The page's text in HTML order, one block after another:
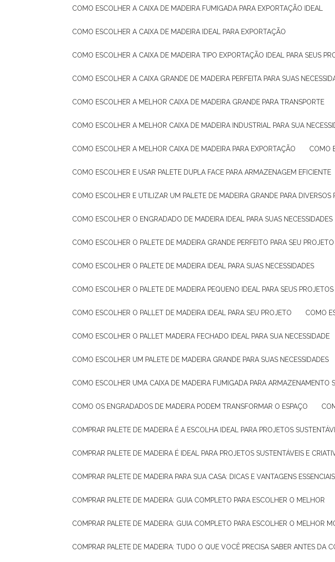
COMO ESCOLHER A CAIXA DE MADEIRA FUMIGADA PARA EXPORTAÇÃO IDEAL
COMO ESCOLHER A CAIXA DE MADEIRA IDEAL PARA EXPORTAÇÃO
COMO ESCOLHER A CAIXA DE MADEIRA TIPO EXPORTAÇÃO IDEAL PARA SEUS
COMO ESCOLHER A CAIXA GRANDE DE MADEIRA PERFEITA PARA SUAS
COMO ESCOLHER A MELHOR CAIXA DE MADEIRA GRANDE PARA TRANSPORTE
COMO ESCOLHER A MELHOR CAIXA DE MADEIRA INDUSTRIAL PARA SUA
COMO ESCOLHER A MELHOR CAIXA DE MADEIRA PARA EXPORTAÇÃO
COMO ESCOLHER E USAR PALETE DUPLA FACE PARA ARMAZENAGEM EFICIENTE
COMO ESCOLHER E UTILIZAR UM PALETE DE MADEIRA GRANDE PARA DIVERSOS
COMO ESCOLHER O ENGRADADO DE MADEIRA IDEAL PARA SUAS NECESSIDADES
COMO ESCOLHER O PALETE DE MADEIRA GRANDE PERFEITO PARA SEU PROJETO
COMO ESCOLHER O PALETE DE MADEIRA IDEAL PARA SUAS NECESSIDADES
COMO ESCOLHER O PALETE DE MADEIRA PEQUENO IDEAL PARA SEUS PROJETOS
COMO ESCOLHER O PALLET DE MADEIRA IDEAL PARA SEU PROJETO COMO
COMO ESCOLHER O PALLET MADEIRA FECHADO IDEAL PARA SUA NECESSIDADE
COMO ESCOLHER UM PALETE DE MADEIRA GRANDE PARA SUAS NECESSIDADES
COMO ESCOLHER UMA CAIXA DE MADEIRA FUMIGADA PARA ARMAZENAMENTO
COMO OS ENGRADADOS DE MADEIRA PODEM TRANSFORMAR O ESPAÇO
COMPRAR PALETE DE MADEIRA É A ESCOLHA IDEAL PARA PROJETOS
COMPRAR PALETE DE MADEIRA É IDEAL PARA PROJETOS SUSTENTÁVEIS E
COMPRAR PALETE DE MADEIRA PARA SUA CASA: DICAS E VANTAGENS ESSENCIAIS
COMPRAR PALETE DE MADEIRA: GUIA COMPLETO PARA ESCOLHER O MELHOR
COMPRAR PALETE DE MADEIRA: GUIA COMPLETO PARA ESCOLHER O MELHOR
COMPRAR PALETE DE MADEIRA: TUDO O QUE VOCÊ PRECISA SABER ANTES DA